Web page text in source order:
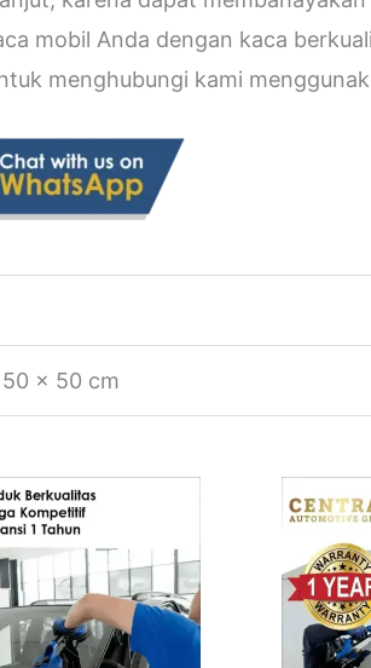
mobil Anda dengan kaca
menghubungi kami
× 50 cm